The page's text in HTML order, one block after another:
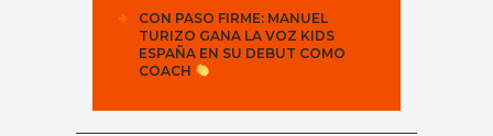
CON PASO FIRME: MANUEL
TURIZO GANA LA VOZ KIDS
ESPAÑA EN SU DEBUT COMO
COACH